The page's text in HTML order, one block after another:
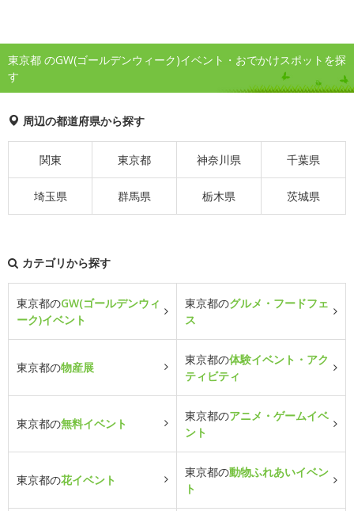
東京都 のGW(ゴールデンウィーク)イベント・おでかけスポットを探
す
周辺の都道府県から探す
関東 東京都 神奈川県 千葉県
埼玉県 群馬県 栃木県 茨城県
カテゴリから探す
東京都のGW(ゴールデンウィ
ーク)イベント
東京都のグルメ・フードフェ
ス
東京都の物産展
東京都の体験イベント・アク
ティビティ
東京都の無料イベント
東京都のアニメ・ゲームイベ
ント
東京都の花イベント
東京都の動物ふれあいイベン
ト